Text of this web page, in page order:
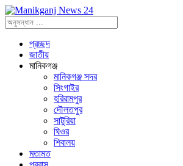
প্রচ্ছদ
জাতীয়
মানিকগঞ্জ
মানিকগঞ্জ সদর
সিংগাইর
হরিরামপুর
দৌলতপুর
সাটুরিয়া
ঘিওর
শিবালয়
মতামত